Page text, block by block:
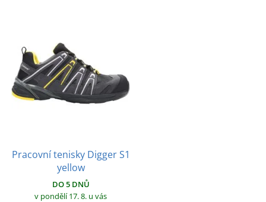
Pracovní tenisky Digger S1
yellow
DO 5 DNŮ
v pondělí 17. 8. u vás